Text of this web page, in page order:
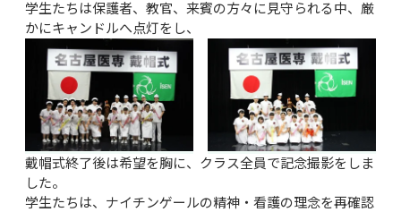
学生たちは保護者、教官、来賓の方々に見守られる中、厳
かにキャンドルへ点灯をし、
戴帽式終了後は希望を胸に、クラス全員で記念撮影をしま
した。
学生たちは、ナイチンゲールの精神・看護の理念を再確認